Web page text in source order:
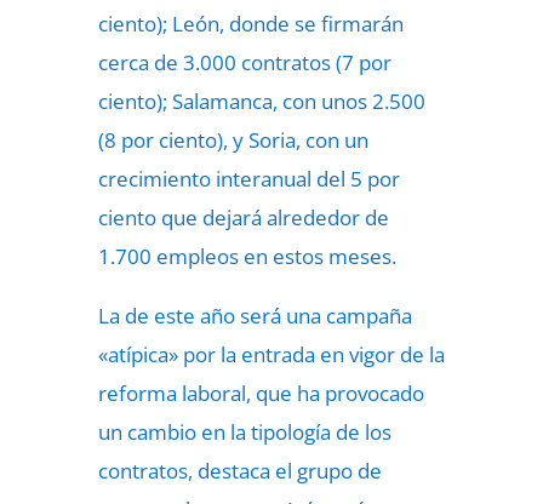
ciento); León, donde se firmarán
cerca de 3.000 contratos (7 por
ciento); Salamanca, con unos 2.500
(8 por ciento), y Soria, con un
crecimiento interanual del 5 por
ciento que dejará alrededor de
1.700 empleos en estos meses.
La de este año será una campaña
«atípica» por la entrada en vigor de la
reforma laboral, que ha provocado
un cambio en la tipología de los
contratos, destaca el grupo de